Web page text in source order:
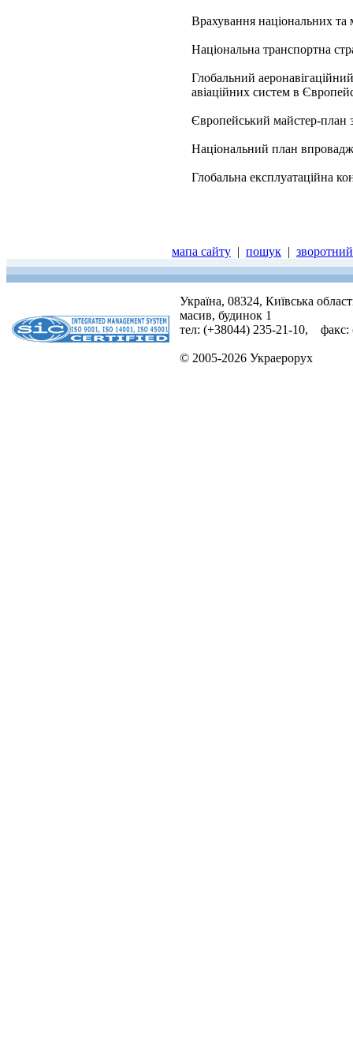
Врахування національних та
Національна транспортна
Глобальний
авіаційних систем в
Європейський майстер-
Національний план
Глобальна експлуатаційна
мапа сайту | пошук |
Україна, 08324, Київська
масив, будинок 1
тел: (+38044) 235-21-10, факс:
© 2005-2026 Украерорух